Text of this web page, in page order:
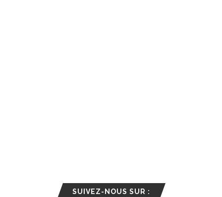
SUIVEZ-NOUS SUR :